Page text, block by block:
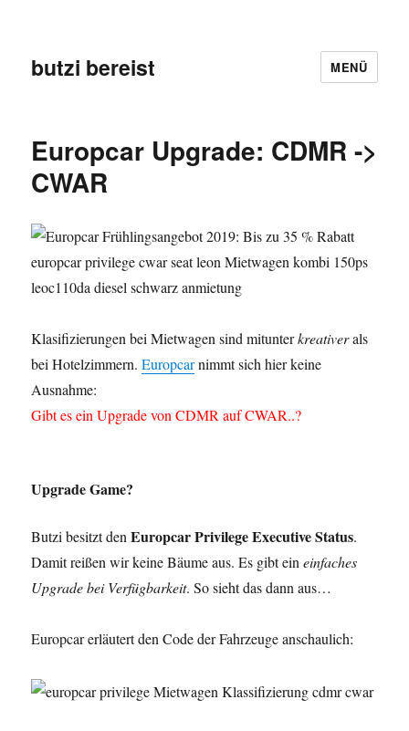
butzi bereist MENÜ
Europcar Upgrade: CDMR ->
CWAR
Klasifizierungen bei Mietwagen sind mitunterkreativerals
bei Hotelzimmern.Europcarnimmt sich hier keine
Ausnahme:
Gibt es ein Upgrade von CDMR auf CWAR..?
Upgrade Game?
Butzi besitzt denEuropcar Privilege Executive Status.
Damit reißen wir keine Bäume aus. Es gibt eineinfaches
Upgrade bei Verfügbarkeit. So sieht das dann aus…
Europcar erläutert den Code der Fahrzeuge anschaulich: